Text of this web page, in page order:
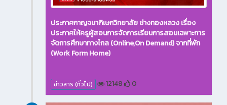
ประกาศกาญจนาภิเษกวิทยาลัย ช่างทองหลวง เรื่อง
ประกาศให้ครูผู้สอนการจัดการเรียนการสอนเฉพาะการ
จัดการศึกษาทางไกล (Online,On Demand) จากที่พัก
(Work Form Home)
ข่าวสาร (ทั่วไป) 12148 0